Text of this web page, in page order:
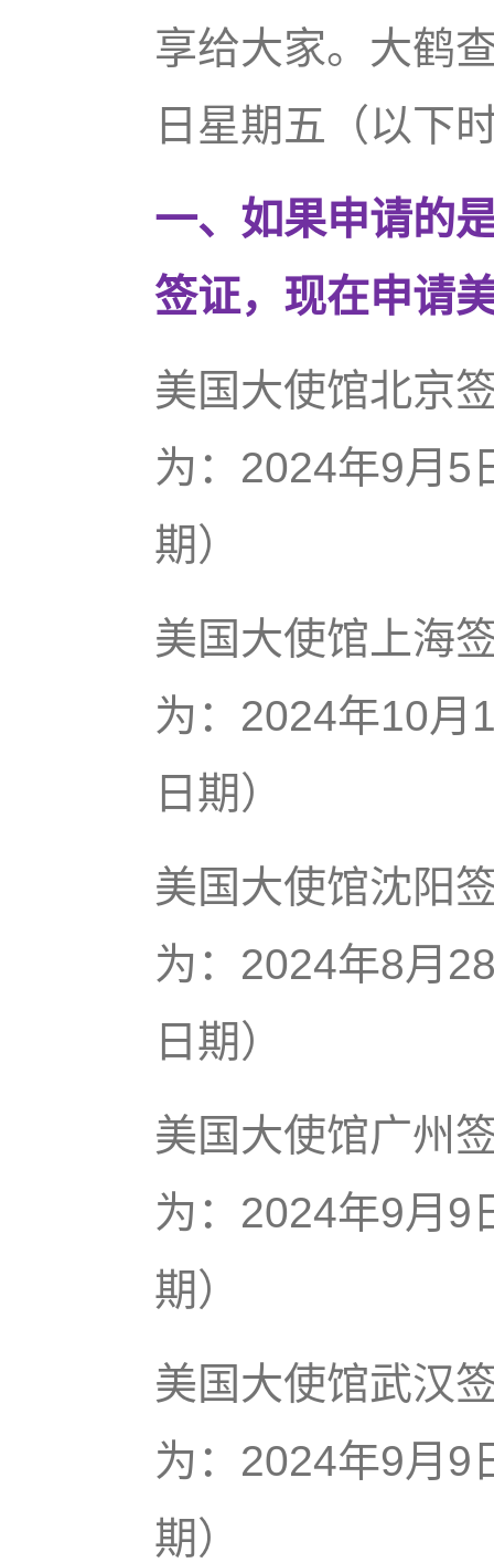
享给大家。大鹤
日星期五（以下
一、如果申请的
签证，现在申请
美国大使馆北京
为：2024年9月5
期）
美国大使馆上海
为：2024年10月
日期）
美国大使馆沈阳
为：2024年8月
日期）
美国大使馆广州
为：2024年9月9
期）
美国大使馆武汉
为：2024年9月9
期）